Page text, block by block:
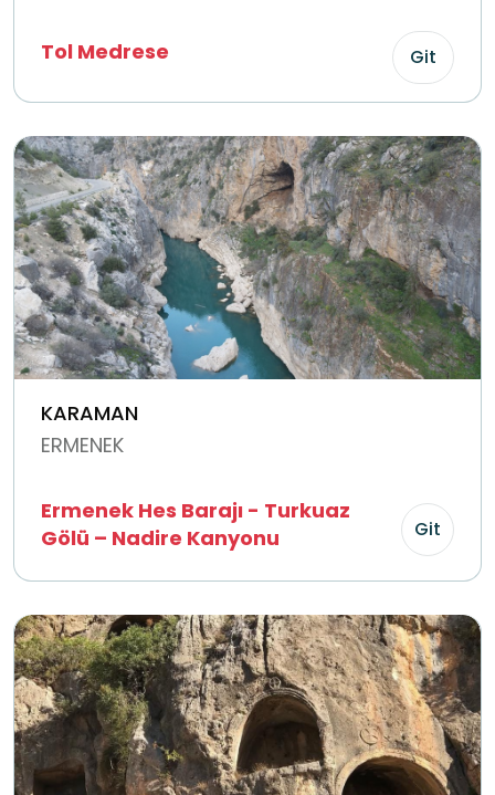
Tol Medrese Git
KARAMAN
ERMENEK
Ermenek Hes Barajı - Turkuaz
Gölü – Nadire Kanyonu
Git